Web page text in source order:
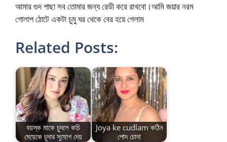
আমার গুদ পাছা সব তোমার জন্য রেডী করে রাখবো।আমি জয়ার নরম
গোলাপ ঠোটে একটা চুমু ঘর থেকে বের হয়ে গেলাম
Related Posts:
বয়স্ক মাকে চুদলে কচি
মেয়েকে চুদার সুযোগ দেয়
Joya ke cudlam কঠিন
পোদ চোদা